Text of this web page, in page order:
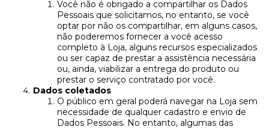
Você não é obrigado a compartilhar os Dados
Pessoais que solicitamos, no entanto, se você
optar por não os compartilhar, em alguns casos,
não poderemos fornecer a você acesso
completo à Loja, alguns recursos especializados
ou ser capaz de prestar a assistência necessária
ou, ainda, viabilizar a entrega do produto ou
prestar o serviço contratado por você.
Dados coletados
O público em geral poderá navegar na Loja sem
necessidade de qualquer cadastro e envio de
Dados Pessoais. No entanto, algumas das